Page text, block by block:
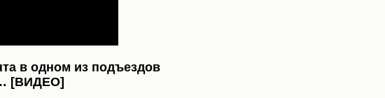
в одном из подъездов
[ВИДЕО]